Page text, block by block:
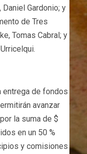
Daniel Gardonio; y
de Tres
Tomas Cabral; y
entrega de fondos
avanzar
la suma de $
en un 50 %
y comisiones